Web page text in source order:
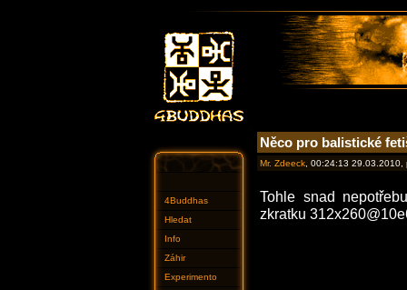
4Buddhas
Hledat
Info
Záhir
Experimento
Něco pro balistické
Mr. Zdeeck , 00:24:13
Tohle snad
zkratku